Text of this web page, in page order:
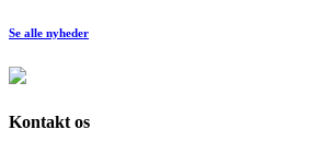
Se alle nyheder
Kontakt os